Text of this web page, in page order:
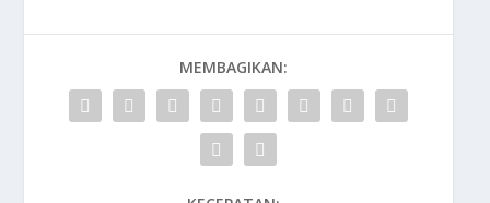
MEMBAGIKAN: